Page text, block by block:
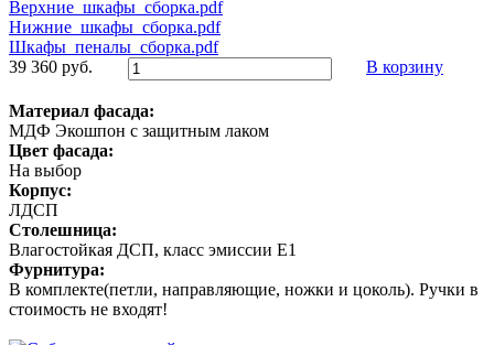
Верхние_шкафы_сборка.pdf
Нижние_шкафы_сборка.pdf
Шкафы_пеналы_сборка.pdf
39 360 руб.
В корзину
Материал фасада:
МДФ Экошпон с защитным лаком
Цвет фасада:
На выбор
Корпус:
ЛДСП
Столешница:
Влагостойкая ДСП, класс эмиссии Е1
Фурнитура:
В комплекте(петли, направляющие, ножки и цоколь). Ручки в
стоимость не входят!